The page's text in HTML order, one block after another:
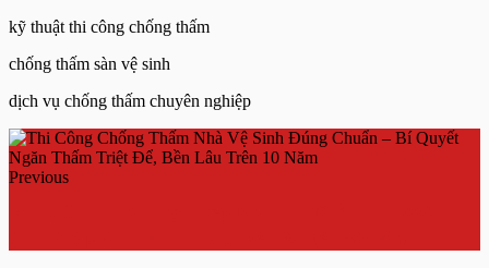
kỹ thuật thi công chống thấm
chống thấm sàn vệ sinh
dịch vụ chống thấm chuyên nghiệp
Previous